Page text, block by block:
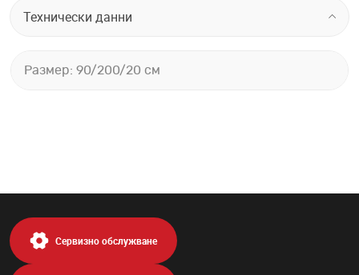
Технически данни
Размер: 90/200/20 см
Сервизно обслужване